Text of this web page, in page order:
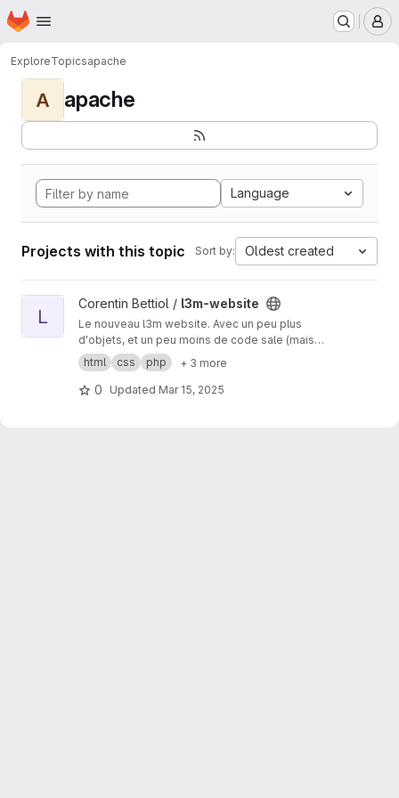
Skip to main content
Homepage
ExploreTopicsapache
A apache
Language
Projects with this topic Sort by: Oldest created
View l3m-website project
L
Corentin Bettiol / l3m-website
Le nouveau l3m website. Avec un peu plus
d'objets, et un peu moins de code sale (mais
c'est pas encore tout à fait ça).
html css php + 3 more
0 Updated Mar 15, 2025